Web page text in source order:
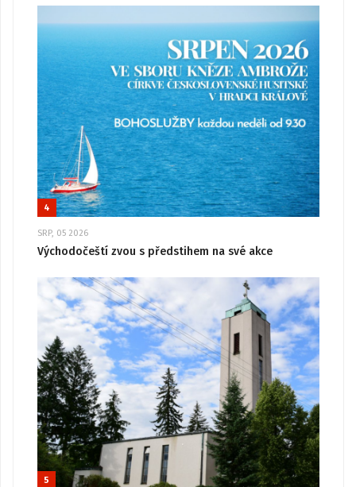
4
SRP, 05 2026
Východočeští zvou s předstihem na své akce
5